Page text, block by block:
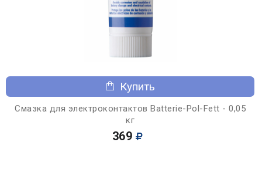
Купить
Смазка для электроконтактов Batterie-Pol-Fett - 0,05
кг
369